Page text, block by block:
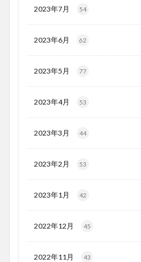
2023年7月 54
2023年6月 62
2023年5月 77
2023年4月 53
2023年3月 44
2023年2月 53
2023年1月 42
2022年12月 45
2022年11月 43